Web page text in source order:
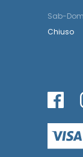
Sab-
Chiuso